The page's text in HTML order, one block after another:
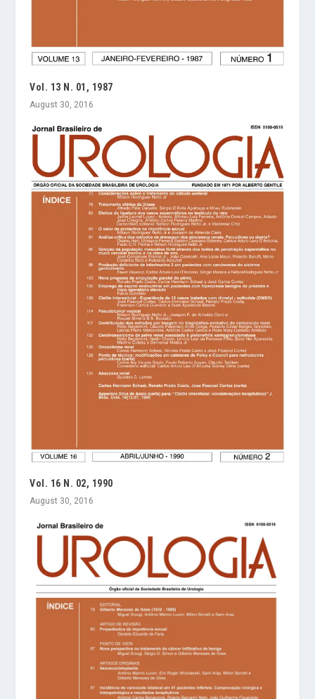
Vol. 13 N. 01, 1987
August 30, 2016
Vol. 16 N. 02, 1990
August 30, 2016